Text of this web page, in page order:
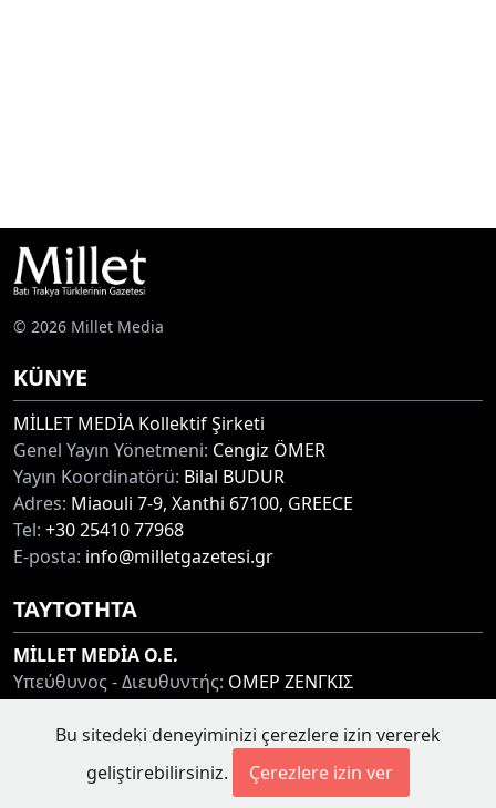
© 2026 Millet Media
KÜNYE
MİLLET MEDİA Kollektif Şirketi
Genel Yayın Yönetmeni: Cengiz ÖMER
Yayın Koordinatörü: Bilal BUDUR
Adres: Miaouli 7-9, Xanthi 67100, GREECE
Tel: +30 25410 77968
E-posta: info@milletgazetesi.gr
ΤΑΥΤΟΤΗΤΑ
MİLLET MEDİA O.E.
Υπεύθυνος - Διευθυντής: ΟΜΕΡ ΖΕΝΓΚΙΣ
Διεύθυνση:ΜΙΑΟΥΛΗ 7-9, ΞΑΝΘΗ 67100
+30 25410 77968
Ηλ. Διεύθυνση:
info@milletgazetesi.gr
Bu sitedeki deneyiminizi çerezlere izin vererek
geliştirebilirsiniz.
Çerezlere izin ver